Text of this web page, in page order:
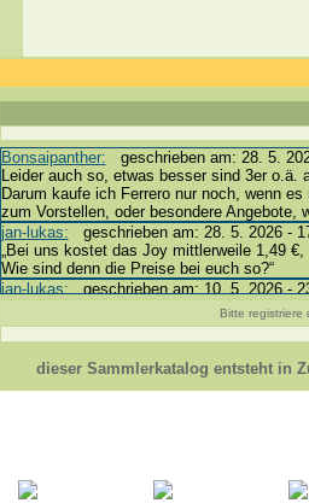
Bonsaipanther: geschrieben am: 28. 5.
Leider auch so, etwas besser sind 3er o.ä.
Darum kaufe ich Ferrero nur noch, wenn
zum Vorstellen, oder besondere Angebote,
jan-lukas: geschrieben am: 28. 5. 2026 -
„Bei uns kostet das Joy mittlerweile 1,49
Wie sind denn die Preise bei euch so?“
jan-lukas:geschrieben am: 10. 5. 2026 -
Bonsaipanther:geschrieben am: 10. 5.
@ Harald
https://www.ue-ei-portal-
Dein Enkel sollte zur Strafe die nächsten
jan-lukas:
geschrieben am: 29. 4. 2026 -
https://www.ferrero-
Bitte registriere
dieser Sammlerkatalog entsteht in